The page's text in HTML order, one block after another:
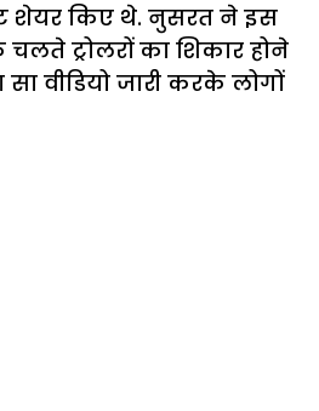
शेयर किए थे. नुसरत ने इस
ट्रोलरों का शिकार होने
वीडियो जारी करके लोगों